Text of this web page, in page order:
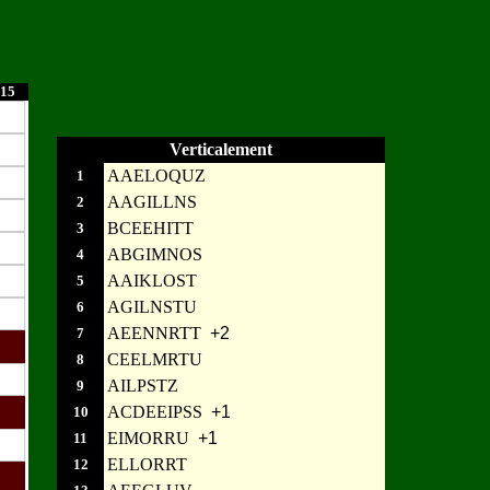
15
Verticalement
1 AAELOQUZ
2 AAGILLNS
3 BCEEHITT
4 ABGIMNOS
5 AAIKLOST
6 AGILNSTU
7 AEENNRTT +2
8 CEELMRTU
9 AILPSTZ
10 ACDEEIPSS +1
11 EIMORRU +1
12 ELLORRT